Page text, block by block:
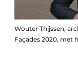
Wouter Thijssen,
Façades 2020, met